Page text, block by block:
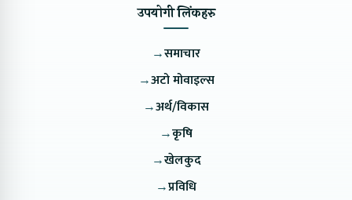
उपयोगी लिंकहरु
→समाचार
→अटो मोवाइल्स
→अर्थ/विकास
→कृषि
→खेलकुद
→प्रविधि